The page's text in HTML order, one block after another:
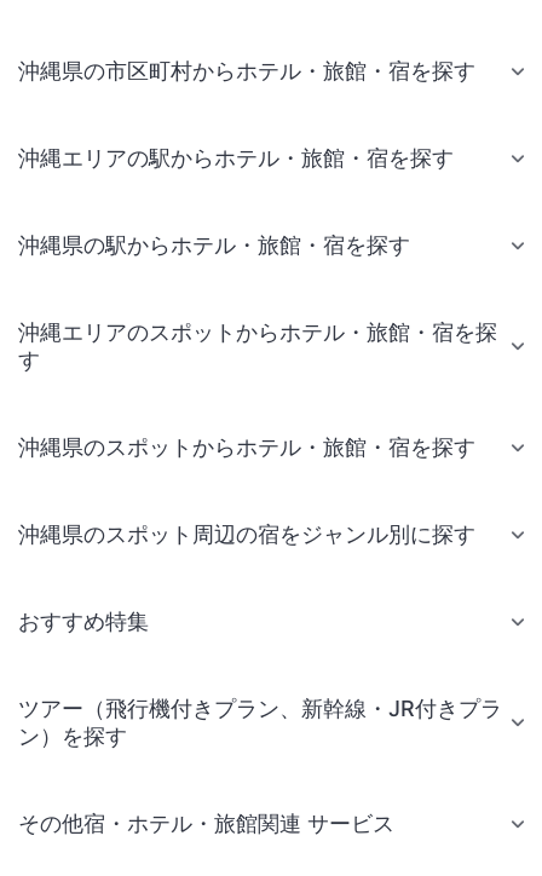
沖縄県の市区町村からホテル・旅館・宿を探す
沖縄エリアの駅からホテル・旅館・宿を探す
沖縄県の駅からホテル・旅館・宿を探す
沖縄エリアのスポットからホテル・旅館・宿を探
す
沖縄県のスポットからホテル・旅館・宿を探す
沖縄県のスポット周辺の宿をジャンル別に探す
おすすめ特集
ツアー（飛行機付きプラン、新幹線・JR付きプラ
ン）を探す
その他宿・ホテル・旅館関連 サービス